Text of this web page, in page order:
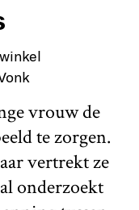
vrouw de
te zorgen.
vertrekt ze
onderzoekt